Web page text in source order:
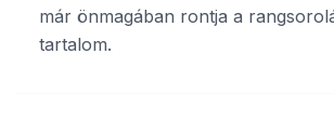
már önmagában rontja a
tartalom.